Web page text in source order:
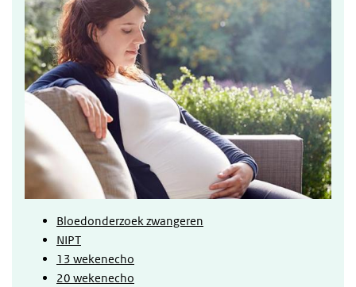
Bloedonderzoek zwangeren
NIPT
13 wekenecho
20 wekenecho